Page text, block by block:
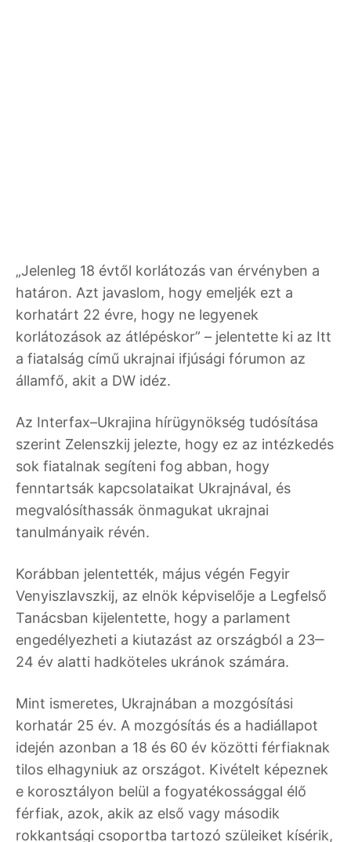
„Jelenleg 18 évtől korlátozás van érvényben a
határon. Azt javaslom, hogy emeljék ezt a
korhatárt 22 évre, hogy ne legyenek
korlátozások az átlépéskor” – jelentette ki az Itt
a fiatalság című ukrajnai ifjúsági fórumon az
államfő, akit a DW idéz.
Az Interfax–Ukrajina hírügynökség tudósítása
szerint Zelenszkij jelezte, hogy ez az intézkedés
sok fiatalnak segíteni fog abban, hogy
fenntartsák kapcsolataikat Ukrajnával, és
megvalósíthassák önmagukat ukrajnai
tanulmányaik révén.
Korábban jelentették, május végén Fegyir
Venyiszlavszkij, az elnök képviselője a Legfelső
Tanácsban kijelentette, hogy a parlament
engedélyezheti a kiutazást az országból a 23‒
24 év alatti hadköteles ukránok számára.
Mint ismeretes, Ukrajnában a mozgósítási
korhatár 25 év. A mozgósítás és a hadiállapot
idején azonban a 18 és 60 év közötti férfiaknak
tilos elhagyniuk az országot. Kivételt képeznek
e korosztályon belül a fogyatékossággal élő
férfiak, azok, akik az első vagy második
rokkantsági csoportba tartozó szüleiket kísérik,